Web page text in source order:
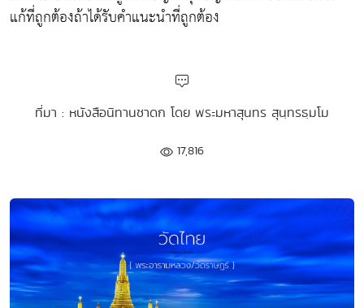
แก้ที่ถูกต้องถ้าได้รับคำแนะนำที่ถูกต้อง
ที่มา : หนังสือนิทานชาดก โดย พระมหาสุนทร สุนฺทรธฺมโม
17,816